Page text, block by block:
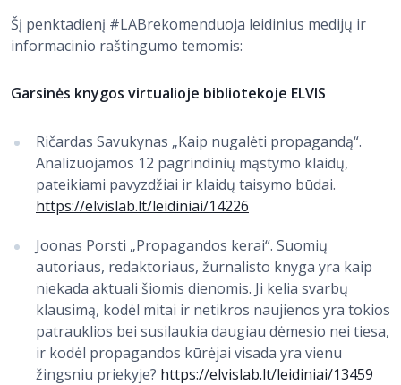
Šį penktadienį #LABrekomenduoja leidinius medijų ir
informacinio raštingumo temomis:
Garsinės knygos virtualioje bibliotekoje ELVIS
Ričardas Savukynas „Kaip nugalėti propagandą“.
Analizuojamos 12 pagrindinių mąstymo klaidų,
pateikiami pavyzdžiai ir klaidų taisymo būdai.
https://elvislab.lt/leidiniai/14226
Joonas Porsti „Propagandos kerai“. Suomių
autoriaus, redaktoriaus, žurnalisto knyga yra kaip
niekada aktuali šiomis dienomis. Ji kelia svarbų
klausimą, kodėl mitai ir netikros naujienos yra tokios
patrauklios bei susilaukia daugiau dėmesio nei tiesa,
ir kodėl propagandos kūrėjai visada yra vienu
žingsniu priekyje? https://elvislab.lt/leidiniai/13459